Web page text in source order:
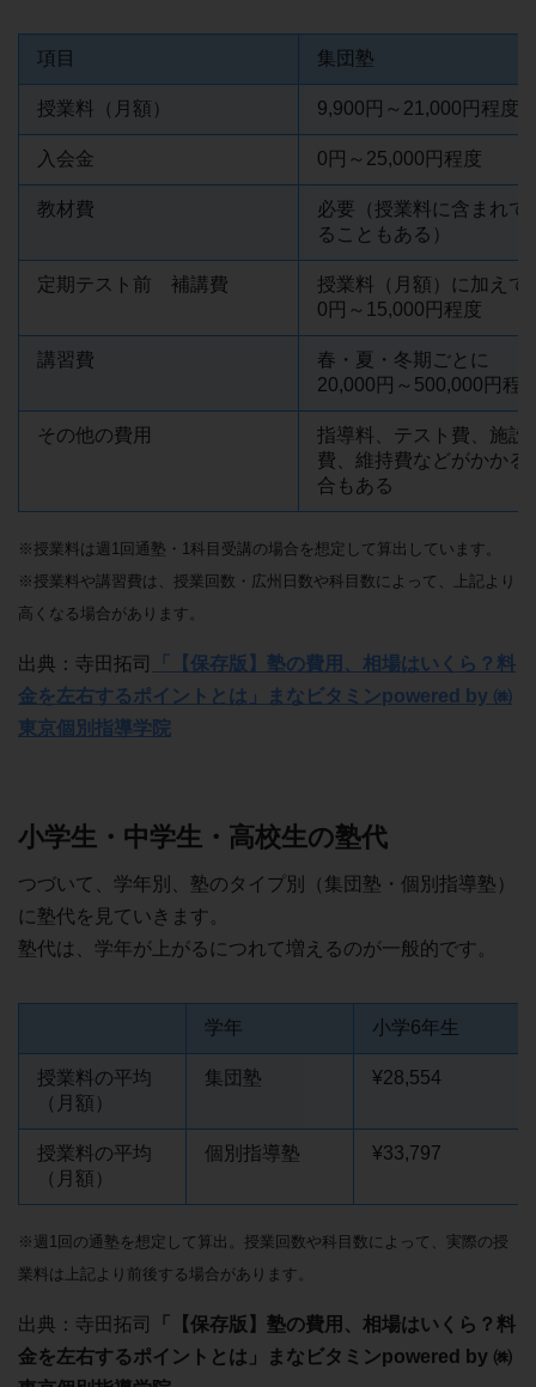
項目 集団塾
授業料（月額） 9,900円～21,000円程度
入会金 0円～25,000円程度
教材費
必要（授業料に含まれて
ることもある）
定期テスト前 補講費
授業料（月額）に加えて
0円～15,000円程度
講習費
春・夏・冬期ごとに
20,000円～500,000円程
その他の費用
指導料、テスト費、施設
費、維持費などがかかる
合もある
※授業料は週1回通塾・1科目受講の場合を想定して算出しています。
※授業料や講習費は、授業回数・広州日数や科目数によって、上記より
高くなる場合があります。
出典：寺田拓司
「【保存版】塾の費用、相場はいくら？料
金を左右するポイントとは」まなビタミンpowered by ㈱
東京個別指導学院
小学生・中学生・高校生の塾代
つづいて、学年別、塾のタイプ別（集団塾・個別指導塾）
に塾代を見ていきます。
塾代は、学年が上がるにつれて増えるのが一般的です。
学年 小学6年生
授業料の平均
（月額）
集団塾 ¥28,554
授業料の平均
（月額）
個別指導塾 ¥33,797
※週1回の通塾を想定して算出。授業回数や科目数によって、実際の授
業料は上記より前後する場合があります。
出典：寺田拓司
「【保存版】塾の費用、相場はいくら？料
金を左右するポイントとは」まなビタミンpowered by ㈱